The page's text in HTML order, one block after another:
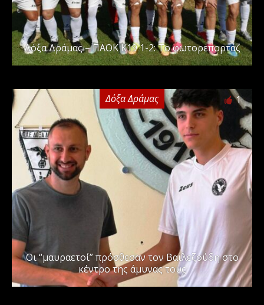
Δόξα Δράμας – ΠΑΟΚ Κ19 1-2: Το φωτορεπορτάζ
Δόξα Δράμας 1
Οι “μαυραετοί” πρόσθεσαν τον Βαϊλεζούδη στο
κέντρο της άμυνας τους